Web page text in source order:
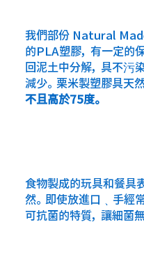
我們部份 Natural
的PLA塑膠，有一定的
回泥土中分解，具不污
減少。栗米製塑膠具天
不且高於75度。
食物製成的玩具和餐具
然。即使放進口﹑手經
可抗菌的特質，讓細菌